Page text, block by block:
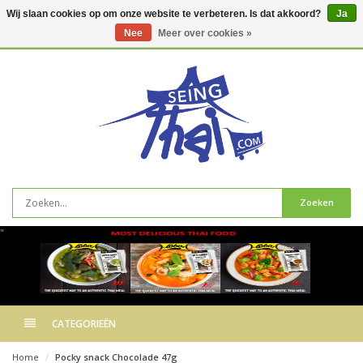
Zoeken
"
CATEGORIEËN
Home Pocky snack Chocolade 47g
Wij slaan cookies op om onze website te verbeteren. Is dat akkoord?
Ja
Nee
Meer over cookies »